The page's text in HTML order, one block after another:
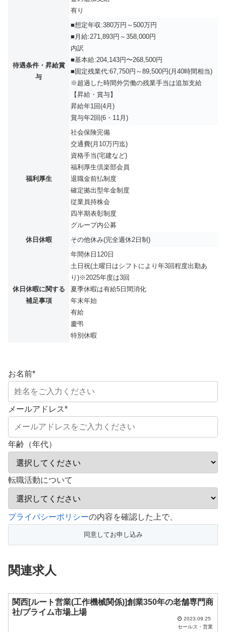
有り
待遇条件・昇給賞
与
■想定年収:380万円～500万円
■月給:271,893円～358,000円
内訳
■基本給:204,143円〜268,500円
■固定残業代:67,750円～89,500円(月40時間相当)
※超過した時間外労働の残業手当は追加支給
【昇給・賞与】
昇給年1回(4月)
賞与年2回(6・11月)
福利厚生
社会保険完備
交通費(月10万円迄)
資格手当(宅建など)
福利厚生倶楽部会員
退職金前払制度
確定拠出型年金制度
従業員持株会
四半期表彰制度
グループ内公募
休日休暇
その他休み(完全週休2日制)
休日休暇に関する
補足事項
年間休日120日
土日祝(土曜日はシフトにより年3回程度出勤あ
り)※2025年度は3回
夏季休暇は有給5日間消化
年末年始
有給
慶弔
特別休暇
お名前*
メールアドレス*
年齢（年代）
転職活動について
こ
フ
ー
ド
は
プライバシーポリシーの内容を確認した上で、
関連求人
関西[ルート営業(工作機械関係)]創業350年の老舗専門商
社/プライム市場上場
2023.09.25
セールス・営業